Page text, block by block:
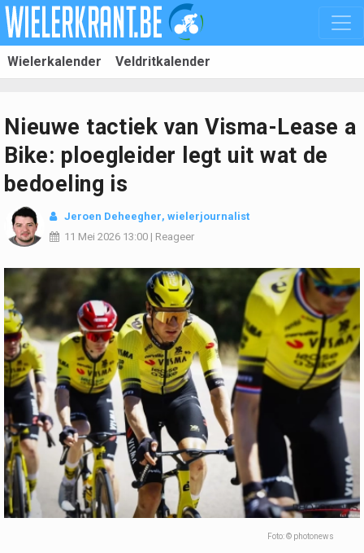
Wielerkalender Veldritkalender
Nieuwe tactiek van Visma-Lease a
Bike: ploegleider legt uit wat de
bedoeling is
Jeroen Deheegher, wielerjournalist
11 Mei 2026 13:00 | Reageer
Foto: © photonews